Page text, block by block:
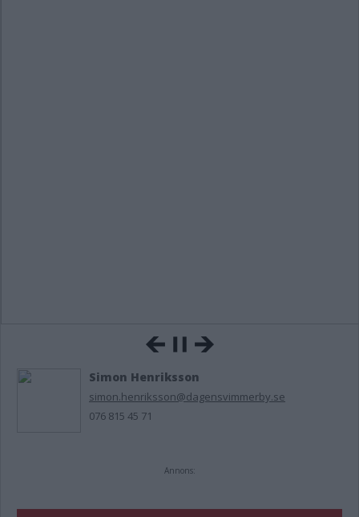
Simon Henriksson
simon.henriksson@dagensvimmerby.se
076 815 45 71
Annons: